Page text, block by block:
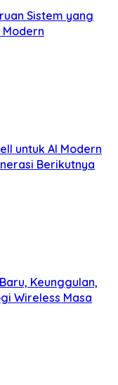
Sistem yang
Modern
untuk AI Modern
Berikutnya
Keunggulan,
Wireless Masa